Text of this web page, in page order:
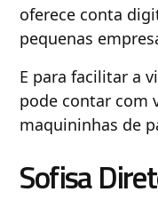
oferece conta
pequenas
E para facilitar a
pode contar com
maquininhas de
Sofisa